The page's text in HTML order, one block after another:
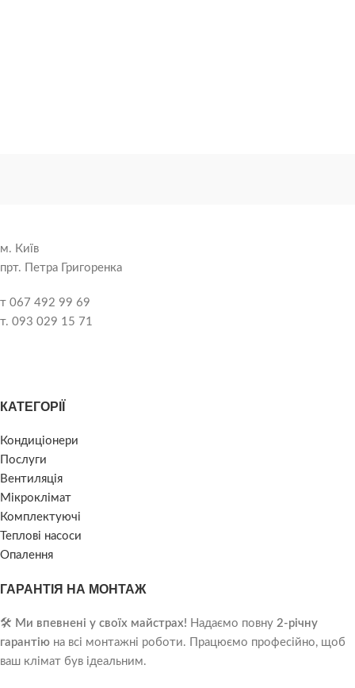
м. Київ
прт. Петра Григоренка
т 067 492 99 69
т. 093 029 15 71
КАТЕГОРІЇ
Кондиціонери
Послуги
Вентиляція
Мікроклімат
Комплектуючі
Теплові насоси
Опалення
ГАРАНТІЯ НА МОНТАЖ
🛠️ Ми впевнені у своїх майстрах! Надаємо повну 2-річну
гарантію на всі монтажні роботи. Працюємо професійно, щоб
ваш клімат був ідеальним.